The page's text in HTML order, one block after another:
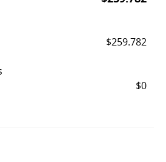
$259.782
$0